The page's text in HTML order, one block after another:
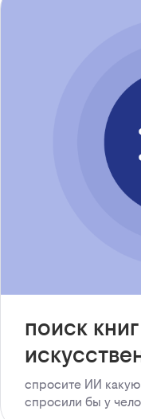
поиск
спросите ИИ какую
спросили бы у